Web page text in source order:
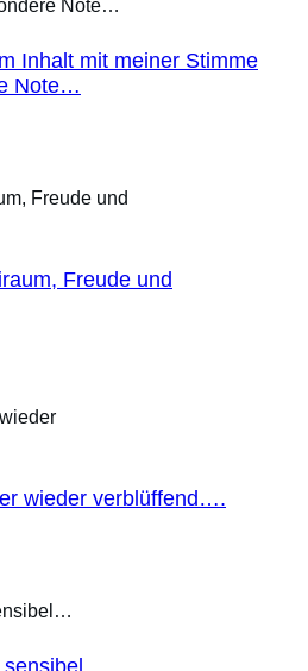
Note…
Inhalt mit meiner Stimme
Note…
Freude und
Freude und
wieder verblüffend….
sensibel…